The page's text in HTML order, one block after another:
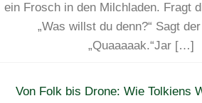
ein Frosch in den Milchladen. Fragt
„Was willst du denn?“ Sagt
„Quaaaaak.“Jar […]
Von Folk bis Drone: Wie Tolkiens